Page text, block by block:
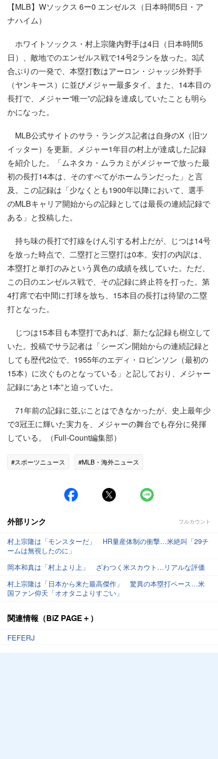
【MLB】Wソックス 6ー0 エンゼルス（日本時間5日・ア
ナハイム）
ホワイトソックス・村上宗隆内野手は4日（日本時間5
日）、敵地でのエンゼルス戦で14号2ランを放った。3試
合ぶりの一発で、本塁打数はアーロン・ジャッジ外野手
（ヤンキース）に並びメジャー最多タイ。また、14本目の
長打で、メジャー“唯一”の記録を達成していたことも明ら
かになった。
MLB公式サイトのサラ・ラングス記者は自身のX（旧ツ
イッター）を更新。メジャー1年目の村上が達成した記録
を紹介した。「ムネタカ・ムラカミがメジャーで放った最
初の長打14本は、そのすべてがホームランだった」と言
及。この記録は「少なくとも1900年以降において、選手
のMLBキャリア開始からの記録としては最長の連続記録で
ある」と投稿した。
持ち味の長打で打線をけん引する村上だが、じつは14号
を放った時点で、二塁打と三塁打は0本。安打の内訳は、
本塁打と単打のみという異色の成績を残していた。ただ、
この日のエンゼルス戦で、その記録に終止符を打った。第
4打席で右中間に打球を放ち、15本目の長打は待望の二塁
打となった。
じつは15本目も本塁打であれば、新たな記録も樹立して
いた。投稿でサラ記者は「シーズン開始からの連続記録と
しても歴代2位で、1955年のエディ・ロビンソン（最初の
15本）に次ぐものとなっている」と記しており、メジャー
記録に“あと1本”と迫っていた。
71年前の記録に並ぶことはできなかったが、史上最年少
で3冠王に輝いた実力を、メジャーの舞台でも存分に発揮
している。（Full-Count編集部）
#スポーツニュース #MLB・海外ニュース
外部リンク フルカウント
村上宗隆は「モンスターだ」 HR量産体制の衝撃…米絶叫「29チ
ームは無視したのに」
岡本和真は「村上より上」 ざわつく米スカウト…リアルな評価
村上宗隆は「日本から来た最高傑作」 驚異の本塁打ペース…米
国ファン仰天「オオタニよりすごい」
関連情報（BiZ PAGE＋）
FEFERJ